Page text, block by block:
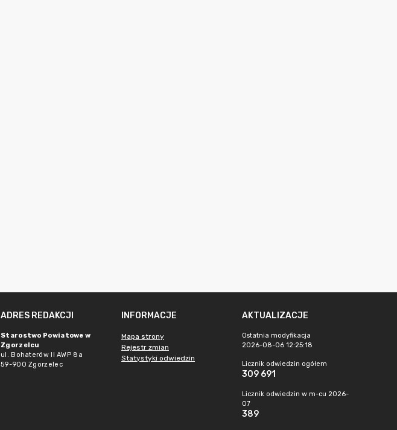
ADRES REDAKCJI
Starostwo Powiatowe w
Zgorzelcu
ul. Bohaterów II AWP 8a
59-900 Zgorzelec
INFORMACJE
Mapa strony
Rejestr zmian
Statystyki odwiedzin
AKTUALIZACJE
Ostatnia modyfikacja
2026-08-06 12:25:18
Licznik odwiedzin ogółem
309 691
Licznik odwiedzin w m-cu 2026-
07
389